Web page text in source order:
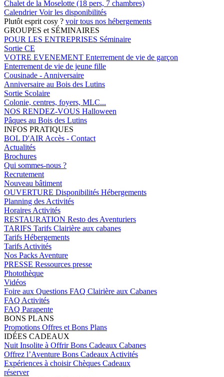
Chalet de la Moselotte (18 pers, 7 chambres)
CalendrierVoir les disponibilités
Plutôt esprit cosy ? voir tous nos hébergements
GROUPES et SÉMINAIRES
POUR LES ENTREPRISES Séminaire
Sortie CE
VOTRE EVENEMENT Enterrement de vie de garçon
Enterrement de vie de jeune fille
Cousinade - Anniversaire
Anniversaire au Bois des Lutins
Sortie Scolaire
Colonie, centres, foyers, MLC...
NOS RENDEZ-VOUS Halloween
Pâques au Bois des Lutins
INFOS PRATIQUES
BOL D'AIR Accès - Contact
Actualités
Brochures
Qui sommes-nous ?
Recrutement
Nouveau bâtiment
OUVERTURE Disponibilités Hébergements
Planning des Activités
Horaires Activités
RESTAURATION Resto des Aventuriers
TARIFS Tarifs Clairière aux cabanes
Tarifs Hébergements
Tarifs Activités
Nos Packs Aventure
PRESSE Ressources presse
Photothèque
Vidéos
Foire aux Questions FAQ Clairière aux Cabanes
FAQ Activités
FAQ Parapente
BONS PLANS
Promotions Offres et Bons Plans
IDÉES CADEAUX
Nuit Insolite à OffrirBons Cadeaux Cabanes
Offrez l’Aventure Bons Cadeaux Activités
Expériences à choisirChèques Cadeaux
réserver